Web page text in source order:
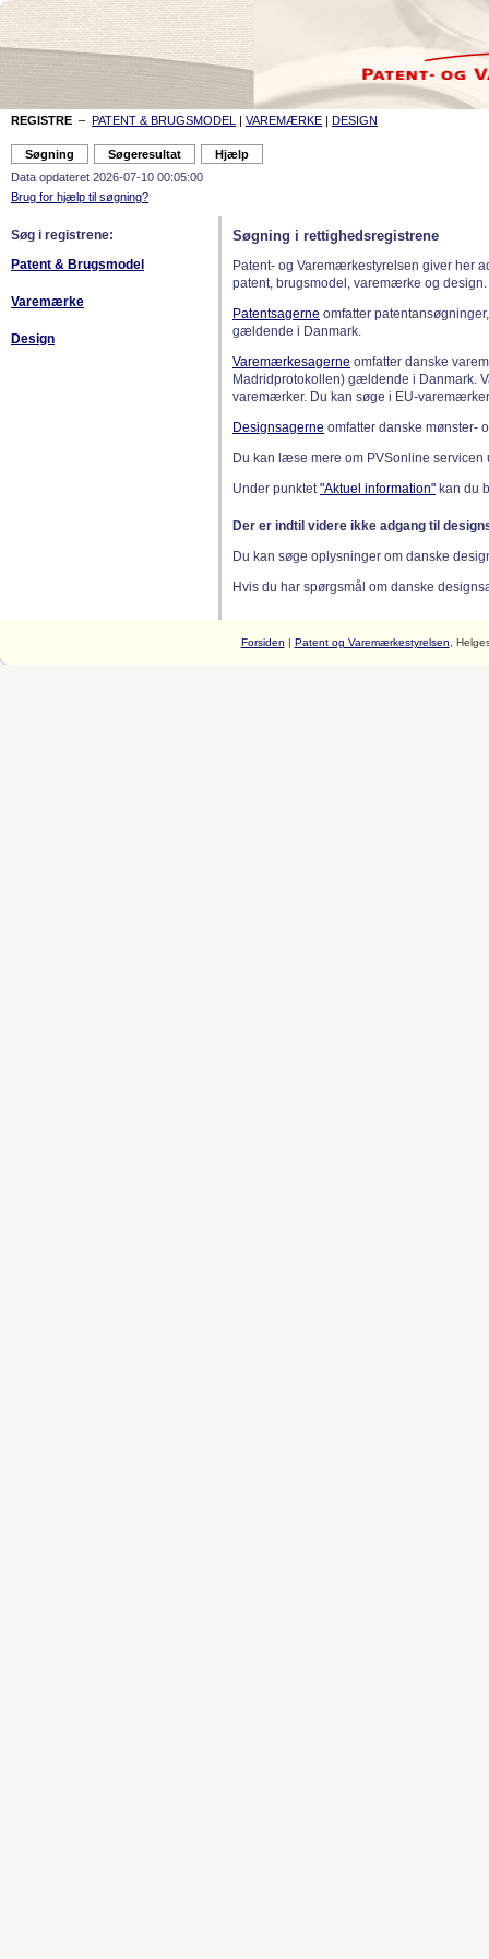
REGISTRE – PATENT & BRUGSMODEL | VAREMÆRKE | DESIGN
Data opdateret 2026-07-10 00:05:00
Brug for hjælp til søgning?
Søg i registrene:
Patent & Brugsmodel
Varemærke
Design
Søgning i rettighedsregistrene
Patent- og Varemærkestyrelsen giver her
patent, brugsmodel, varemærke og design.
Patentsagerne omfatter
gældende i Danmark.
Varemærkesagerne omfatter danske
Madridprotokollen) gældende i Danmark.
varemærker. Du kan søge i EU-
Designsagerne omfatter danske mønster-
Du kan læse mere om PVSonline
Under punktet"Aktuel information" kan du
Der er indtil videre ikke adgang til
Du kan søge oplysninger om danske
Hvis du har spørgsmål om danske
Forsiden | Patent og Varemærkestyrelsen ,